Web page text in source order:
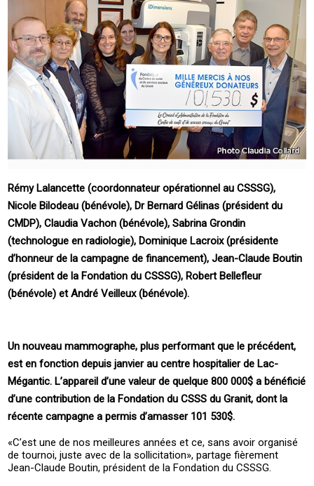
Rémy Lalancette (coordonnateur opérationnel au CSSSG),
Nicole Bilodeau (bénévole), Dr Bernard Gélinas (président du
CMDP), Claudia Vachon (bénévole), Sabrina Grondin
(technologue en radiologie), Dominique Lacroix (présidente
d’honneur de la campagne de financement), Jean-Claude Boutin
(président de la Fondation du CSSSG), Robert Bellefleur
(bénévole) et André Veilleux (bénévole).
Un nouveau mammographe, plus performant que le précédent,
est en fonction depuis janvier au centre hospitalier de Lac-
Mégantic. L’appareil d’une valeur de quelque 800 000$ a bénéficié
d’une contribution de la Fondation du CSSS du Granit, dont la
récente campagne a permis d’amasser 101 530$.
«C’est une de nos meilleures années et ce, sans avoir organisé
de tournoi, juste avec de la sollicitation», partage fièrement
Jean-Claude Boutin, président de la Fondation du CSSSG.